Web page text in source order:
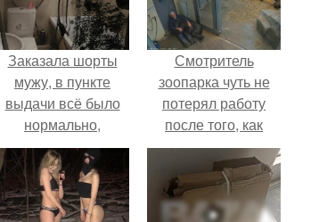
Заказала шорты
мужу, в пункте
выдачи всё было
нормально,
примерил все
хорошо, ничего не
предвещало беды.
Смотритель
зоопарка чуть не
потерял работу
после того, как
камеры заметили,
как он ночью
пробирается в
вольер к горилле.